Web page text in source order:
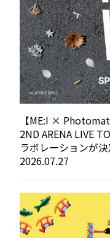
【ME:I ×
2ND ARENA LIVE
ラボレーションが
2026.07.27